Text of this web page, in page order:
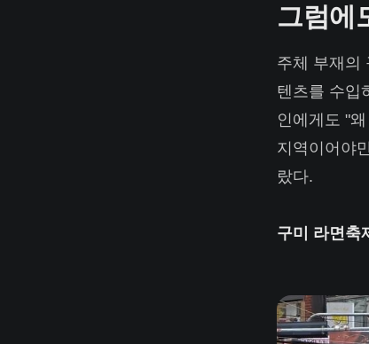
그럼에
주체 부재의
텐츠를 수입
인에게도 "
지역이어야
랐다.
구미 라면축